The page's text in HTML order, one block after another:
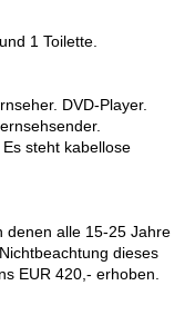
1 Toilette.
DVD-Player.
steht kabellose
denen alle 15-25 Jahre
dieses
EUR 420,- erhoben.